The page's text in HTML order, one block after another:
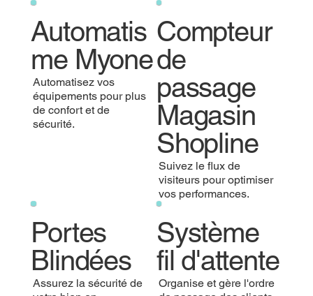
Automatis
me Myone
Automatisez vos
équipements pour plus
de confort et de
sécurité.
Compteur
de
passage
Magasin
Shopline
Suivez le flux de
visiteurs pour optimiser
vos performances.
Portes
Blindées
Assurez la sécurité de
Système
fil d'attente
Organise et gère l'ordre